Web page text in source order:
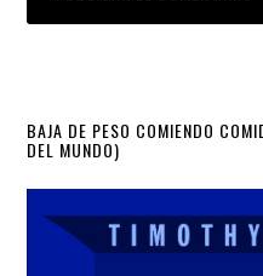
Primary
Sidebar
BAJA DE PESO COMIENDO
DEL MUNDO)